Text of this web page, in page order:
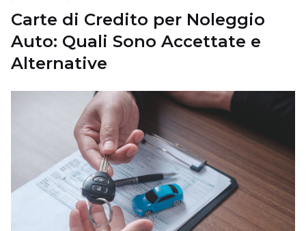
Carte di Credito per Noleggio
Auto: Quali Sono Accettate e
Alternative